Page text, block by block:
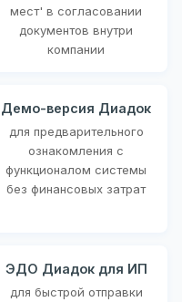
мест' в согласовании
документов внутри
компании
Демо-версия Диадок
для предварительного
ознакомления с
функционалом системы
без финансовых затрат
ЭДО Диадок для ИП
для быстрой отправки